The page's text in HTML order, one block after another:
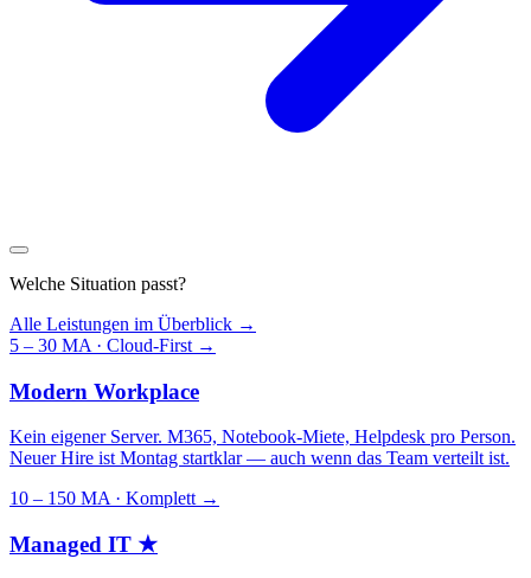
Welche Situation passt?
Alle Leistungen im Überblick →
5 – 30 MA · Cloud-First →
Modern Workplace
Kein eigener Server. M365, Notebook-Miete, Helpdesk pro Person.
Neuer Hire ist Montag startklar — auch wenn das Team verteilt ist.
10 – 150 MA · Komplett →
Managed IT ★